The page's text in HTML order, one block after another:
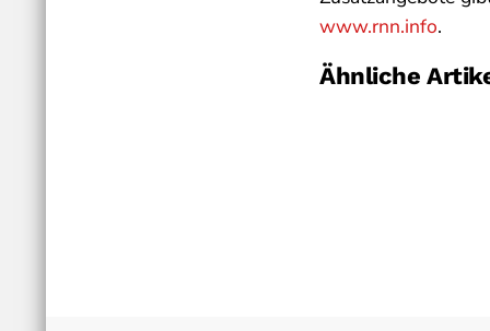
www.rnn.info.
Ähnliche